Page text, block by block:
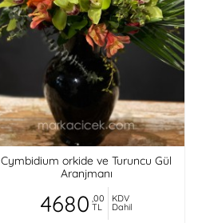
Cymbidium orkide ve Turuncu Gül
Aranjmanı
4680 ,00
TL
KDV
Dahil